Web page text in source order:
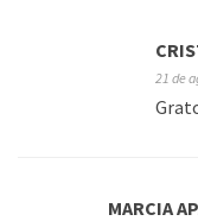
21 de
MARCIA